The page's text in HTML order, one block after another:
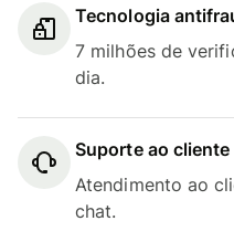
Tecnologia
7 milhões de
dia.
Suporte ao
Atendimento ao
chat.